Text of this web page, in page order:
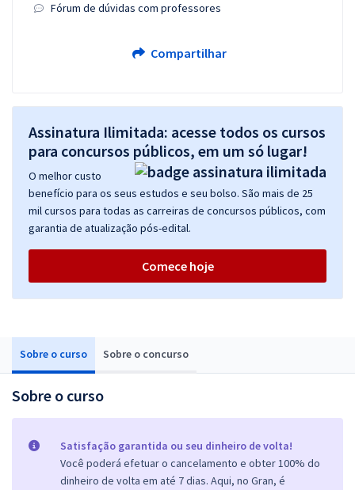
Sobre o curso Sobre o concurso
Sobre o curso
Satisfação garantida ou seu dinheiro de volta!
Você poderá efetuar o cancelamento e obter 100% do
dinheiro de volta em até 7 dias. Aqui, no Gran, é
Fórum de dúvidas com professores
Compartilhar
Assinatura Ilimitada: acesse todos os cursos
para concursos públicos, em um só lugar!
O melhor custo
benefício para os seus estudos e seu bolso. São mais de 25
mil cursos para todas as carreiras de concursos públicos, com
garantia de atualização pós-edital.
Comece hoje